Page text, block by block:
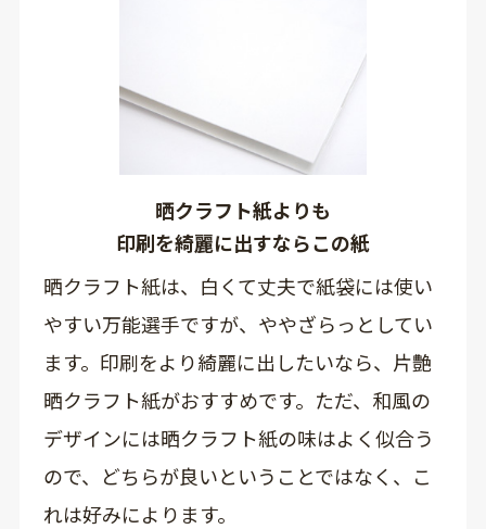
晒クラフト紙よりも
印刷を綺麗に出すならこの紙
晒クラフト紙は、白くて丈夫で紙袋には使い
やすい万能選手ですが、ややざらっとしてい
ます。印刷をより綺麗に出したいなら、片艶
晒クラフト紙がおすすめです。ただ、和風の
デザインには晒クラフト紙の味はよく似合う
ので、どちらが良いということではなく、こ
れは好みによります。